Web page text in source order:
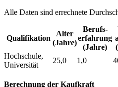
Alle Daten sind errechnete
Qualifikation
Alter
(Jahre)
Berufs­
erfahrung
(Jahre)
Hochschule,
Universität
25,0 1,0
Berechnung der Kaufkraft